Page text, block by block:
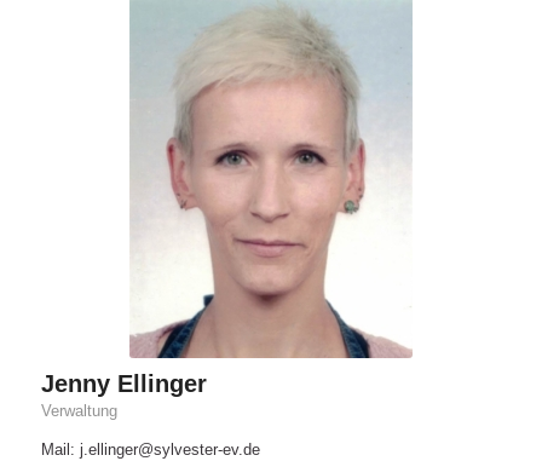
Jenny Ellinger
Verwaltung
Mail: j.ellinger@sylvester-ev.de